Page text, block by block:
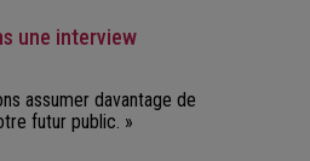
une interview
assumer davantage de
futur public. »